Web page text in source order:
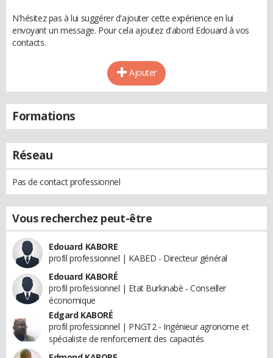
N'hésitez pas à lui suggérer d'ajouter cette expérience en lui
envoyant un message. Pour cela ajoutez d'abord Edouard à vos
contacts.
Ajouter
Formations
Réseau
Pas de contact professionnel
Vous recherchez peut-être
Edouard KABORE
profil professionnel | KABED - Directeur général
Edouard KABORÉ
profil professionnel | Etat Burkinabè - Conseiller
économique
Edgard KABORÉ
profil professionnel | PNGT2 - Ingénieur agronome et
spécialiste de renforcement des capacités